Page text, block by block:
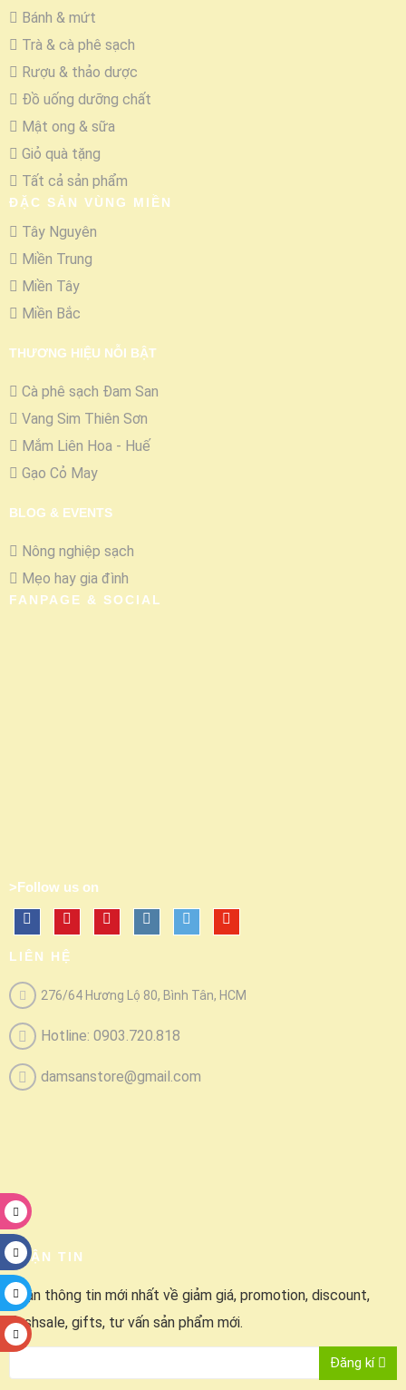
Bánh & mứt
Trà & cà phê sạch
Rượu & thảo dược
Đồ uống dưỡng chất
Mật ong & sữa
Giỏ quà tặng
Tất cả sản phẩm
ĐẶC SẢN VÙNG MIỀN
Tây Nguyên
Miền Trung
Miền Tây
Miền Bắc
THƯƠNG HIỆU NỖI BẬT
Cà phê sạch Đam San
Vang Sim Thiên Sơn
Mắm Liên Hoa - Huế
Gạo Cỏ May
BLOG & EVENTS
Nông nghiệp sạch
Mẹo hay gia đình
FANPAGE & SOCIAL
>Follow us on
LIÊN HỆ
276/64 Hương Lộ 80, Bình Tân, HCM
Hotline: 0903.720.818
damsanstore@gmail.com
NHẬN TIN
Nhận thông tin mới nhất về giảm giá, promotion, discount,
flashsale, gifts, tư vấn sản phẩm mới.
Đăng kí